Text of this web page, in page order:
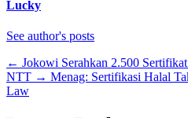
Lucky
See author's posts
← Jokowi Serahkan 2.500
NTT → Menag: Sertifikasi Halal
Law